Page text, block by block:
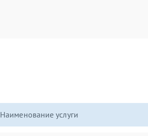
Наименование услуги